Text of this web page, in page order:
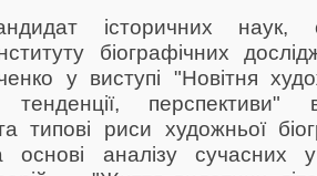
історичних наук,
біографічних
у виступі "Новітня
перспективи"
типові риси художньої
основі аналізу сучасних